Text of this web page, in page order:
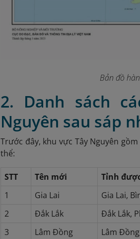
Bản đồ
2. Danh sách
Nguyên sau sáp
Trước đây, khu vực Tây Nguyên
thể:
STT Tên mới Tỉnh
1
Gia Lai Gia Lai,
2
Đắk Lắk Đắk Lắk,
3
Lâm Đồng Lâm